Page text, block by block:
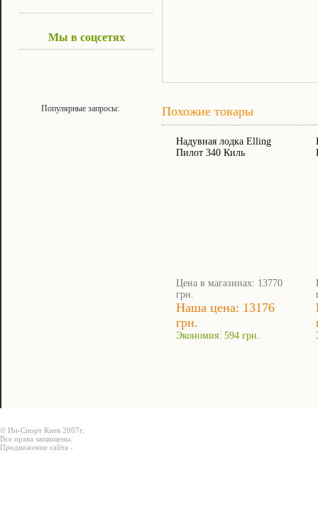
Мы в соцсетях
Популярные запросы: Похожие товары
Надувная лодка Elling
Пилот 340 Киль
Цена в магазинах: 13770
грн.
Наша цена: 13176
грн.
Экономия: 594 грн.
© Ин-Спорт Киев 2007г.
Все права защищены.
Продвижение сайта -